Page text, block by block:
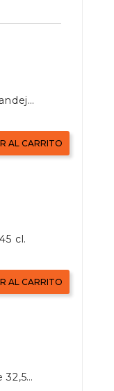
AL CARRITO
cl.
AL CARRITO
32,5